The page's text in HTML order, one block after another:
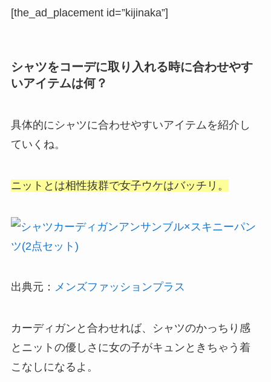
[the_ad_placement id=”kijinaka”]
シャツをコーデに取り入れる時に合わせやす
いアイテムは何？
具体的にシャツに合わせやすいアイテムを紹介し
ていくね。
ニットとは相性抜群で女子ウケはバッチリ。
出典元： メンズファッションプラス
カーディガンと合わせれば、シャツのかっちり感
とニットの優しさに女の子がキュンときちゃう着
こなしになるよ。